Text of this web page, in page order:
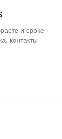
и сроке
контакты